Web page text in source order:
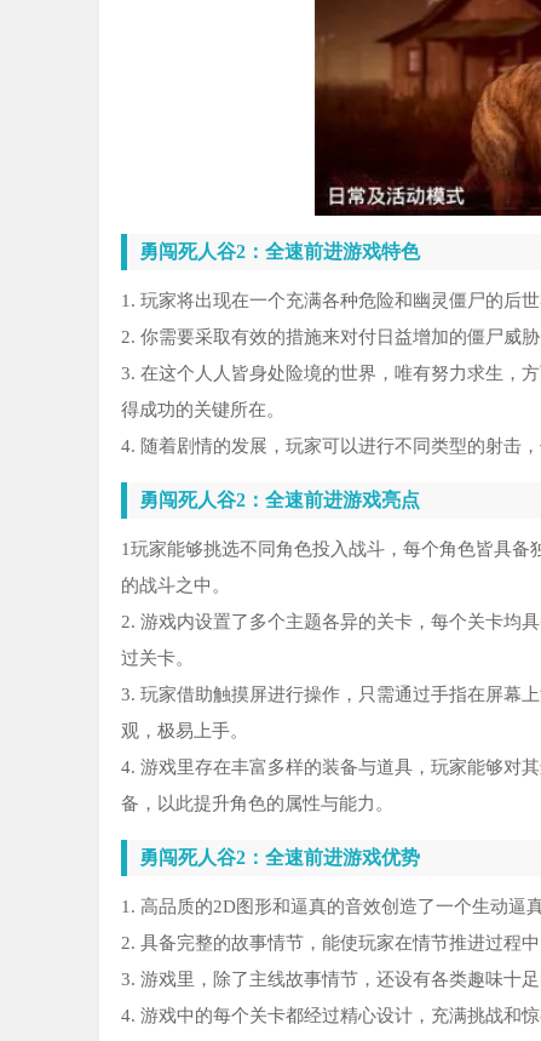
勇闯死人谷2：全速前进游戏特色
1. 玩家将出现在一个充满各种危险和幽灵僵尸的后
2. 你需要采取有效的措施来对付日益增加的僵尸威
3. 在这个人人皆身处险境的世界，唯有努力求生，
得成功的关键所在。
4. 随着剧情的发展，玩家可以进行不同类型的射击
勇闯死人谷2：全速前进游戏亮点
1玩家能够挑选不同角色投入战斗，每个角色皆具
的战斗之中。
2. 游戏内设置了多个主题各异的关卡，每个关卡均
过关卡。
3. 玩家借助触摸屏进行操作，只需通过手指在屏幕
观，极易上手。
4. 游戏里存在丰富多样的装备与道具，玩家能够对
备，以此提升角色的属性与能力。
勇闯死人谷2：全速前进游戏优势
1. 高品质的2D图形和逼真的音效创造了一个生动逼
2. 具备完整的故事情节，能使玩家在情节推进过程
3. 游戏里，除了主线故事情节，还设有各类趣味十
4. 游戏中的每个关卡都经过精心设计，充满挑战和